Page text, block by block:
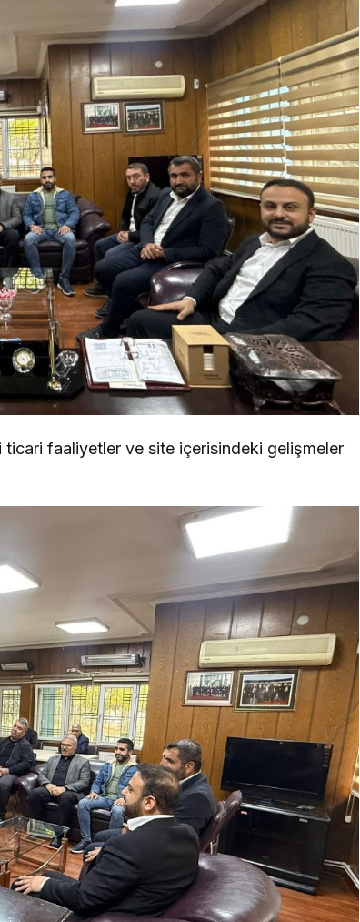
ticari faaliyetler ve site içerisindeki gelişmeler